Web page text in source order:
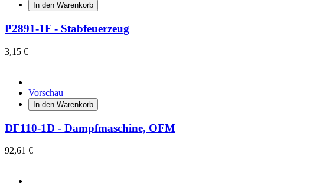
In den Warenkorb
P2891-1F - Stabfeuerzeug
3,15 €
Vorschau
In den Warenkorb
DF110-1D - Dampfmaschine, OFM
92,61 €